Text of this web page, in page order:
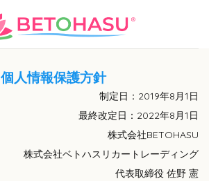
個人情報保護方針
制定日：2019年8月1日
最終改定日：2022年8月1日
株式会社BETOHASU
株式会社ベトハスリカートレーディング
代表取締役 佐野 憲